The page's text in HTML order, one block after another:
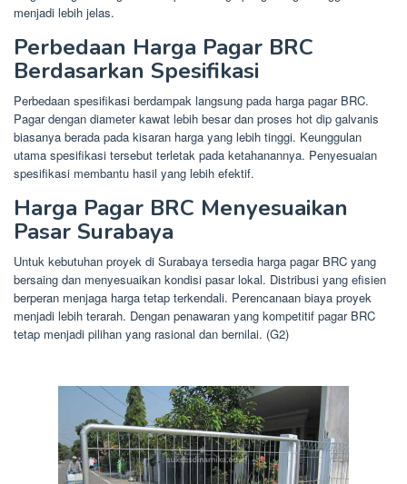
menjadi lebih jelas.
Perbedaan Harga Pagar BRC
Berdasarkan Spesifikasi
Perbedaan spesifikasi berdampak langsung pada harga pagar BRC.
Pagar dengan diameter kawat lebih besar dan proses hot dip galvanis
biasanya berada pada kisaran harga yang lebih tinggi. Keunggulan
utama spesifikasi tersebut terletak pada ketahanannya. Penyesuaian
spesifikasi membantu hasil yang lebih efektif.
Harga Pagar BRC Menyesuaikan
Pasar Surabaya
Untuk kebutuhan proyek di Surabaya tersedia harga pagar BRC yang
bersaing dan menyesuaikan kondisi pasar lokal. Distribusi yang efisien
berperan menjaga harga tetap terkendali. Perencanaan biaya proyek
menjadi lebih terarah. Dengan penawaran yang kompetitif pagar BRC
tetap menjadi pilihan yang rasional dan bernilai. (G2)